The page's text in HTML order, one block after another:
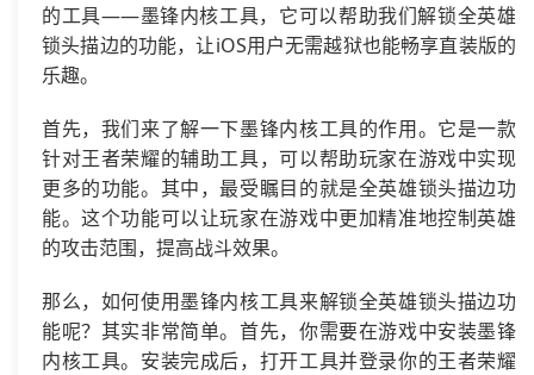
的工具——墨锋内核工具，它可以帮助我们解锁全英雄
锁头描边的功能，让iOS用户无需越狱也能畅享直装版的
乐趣。
首先，我们来了解一下墨锋内核工具的作用。它是一款
针对王者荣耀的辅助工具，可以帮助玩家在游戏中实现
更多的功能。其中，最受瞩目的就是全英雄锁头描边功
能。这个功能可以让玩家在游戏中更加精准地控制英雄
的攻击范围，提高战斗效果。
那么，如何使用墨锋内核工具来解锁全英雄锁头描边功
能呢？其实非常简单。首先，你需要在游戏中安装墨锋
内核工具。安装完成后，打开工具并登录你的王者荣耀